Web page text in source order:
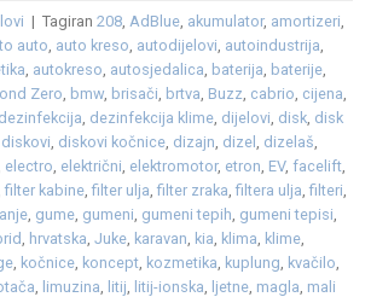
| Tagiran 208 AdBlue akumulator, amortizeri
auto auto kreso autodijelovi autoindustrija
autokreso autosjedalica baterija baterije
Zero bmw brisači brtva Buzz cabrio cijena
dezinfekcija dezinfekcija klime dijelovi disk disk
diskovi diskovi kočnice dizajn dizel dizelaš
electro električni elektromotor, etron EV, facelift
,filter kabine ,filter ulja ,filter zraka ,filtera ulja ,filteri
gume gumeni gumeni tepih gumeni tepisi
hrvatska Juke karavan kia klima klime
kočnice koncept kozmetika kuplung kvačilo
limuzina litij litij-ionska ljetne magla mali